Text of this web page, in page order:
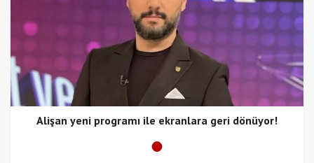
Alişan yeni programı ile ekranlara geri dönüyor!